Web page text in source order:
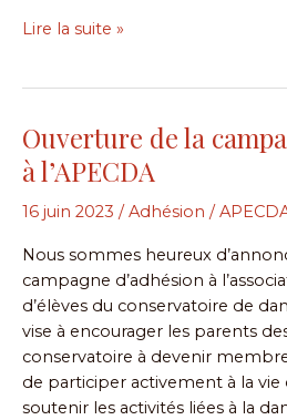
Lire la suite »
Ouverture de la
à l’APECDA
16 juin 2023 /Adhésion /
Nous sommes heureux
campagne d’adhésion à
d’élèves du conservatoire de
vise à encourager les parents
conservatoire à devenir
de participer activement à la
soutenir les activités liées à la
Ouverture
de
la
campagne
à
l’APECDA